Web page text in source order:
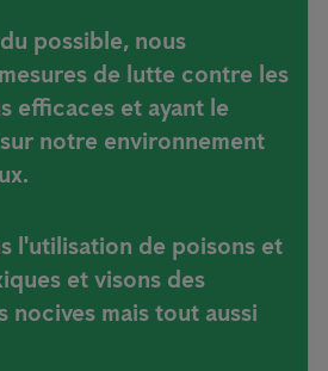
possible, nous
de lutte contre les
efficaces et ayant le
notre environnement
l'utilisation de poisons et
et visons des
nocives mais tout aussi